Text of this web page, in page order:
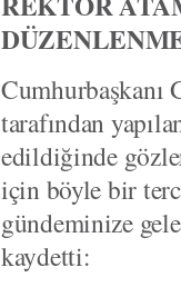
tarafından
edildiğinde
için böyle bir
gündeminize
kaydetti: